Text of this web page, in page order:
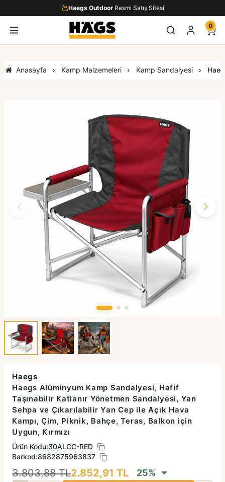
Haegs OutdoorResmi Satış Sitesi
0
Anasayfa Kamp Malzemeleri Kamp Sandalyesi
Haegs
Haegs Alüminyum Kamp Sandalyesi, Hafif
Taşınabilir Katlanır Yönetmen Sandalyesi, Yan
Sehpa ve Çıkarılabilir Yan Cep ile Açık Hava
Kampı, Çim, Piknik, Bahçe, Teras, Balkon için
Uygun, Kırmızı
Ürün Kodu:30ALCC-RED
Barkod:8682875963837
3.803,88 TL2.852,91 TL 25%